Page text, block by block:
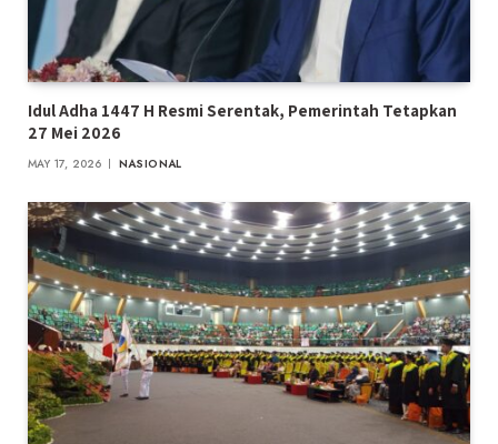
Idul Adha 1447 H Resmi Serentak, Pemerintah Tetapkan
27 Mei 2026
MAY 17, 2026 NASIONAL